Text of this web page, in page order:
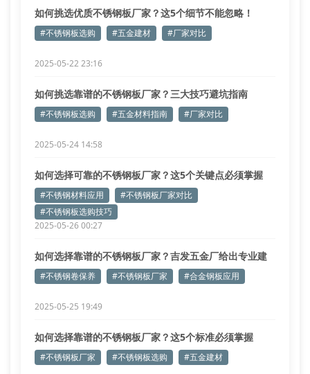
如何挑选优质不锈钢板厂家？这5个细节不能忽略！
#不锈钢板选购 #五金建材 #厂家对比
2025-05-22 23:16
如何挑选靠谱的不锈钢板厂家？三大技巧避坑指南
#不锈钢板选购 #五金材料指南 #厂家对比
2025-05-24 14:58
如何选择可靠的不锈钢板厂家？这5个关键点必须掌握
#不锈钢材料应用
#不锈钢板厂家对比
#不锈钢板选购技巧
2025-05-26 00:27
如何选择靠谱的不锈钢板厂家？吉发五金厂给出专业建
议#不锈钢卷保养 #不锈钢板厂家 #合金钢板应用
2025-05-25 19:49
如何选择靠谱的不锈钢板厂家？这5个标准必须掌握
#不锈钢板厂家 #不锈钢板选购 #五金建材